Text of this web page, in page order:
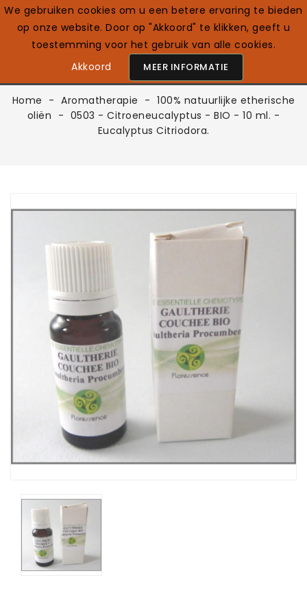
We gebruiken cookies om u een betere ervaring te bieden
op onze website. Door op "Akkoord" te klikken, geeft u
toestemming voor het gebruik van alle cookies.
Akkoord
MEER INFORMATIE
Nederlands 
Home Aromatherapie
100% natuurlijke etherische
oliën
0503 - Citroeneucalyptus - BIO - 10 ml. -
Eucalyptus Citriodora.